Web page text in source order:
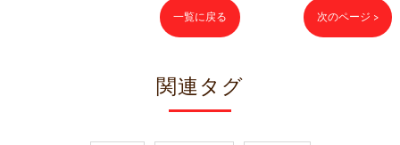
一覧に戻る 次のページ >
関連タグ